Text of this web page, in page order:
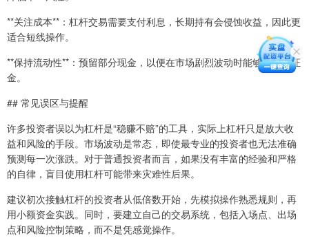
**关注成本**：杠杆交易需要支付利息，长期持有会侵蚀收益，因此更
适合短线操作。
**保持流动性**：预留部分现金，以便在市场剧烈波动时能够补充保证
金。
## 常见误区与提醒
许多投资者误以为杠杆是“稳赚不赔”的工具，实际上杠杆只是放大收
益和风险的手段。市场波动是常态，即使最专业的投资者也无法准确
预测每一次涨跌。对于普通投资者而言，如果没有丰富的经验和严格
的自律，盲目使用杠杆可能带来灾难性后果。
建议初次接触杠杆的投资者从低倍数开始，先模拟操作熟悉规则，再
用小额资金实践。同时，要建立自己的交易系统，包括入场点、出场
点和风险控制策略，而不是凭感觉操作。